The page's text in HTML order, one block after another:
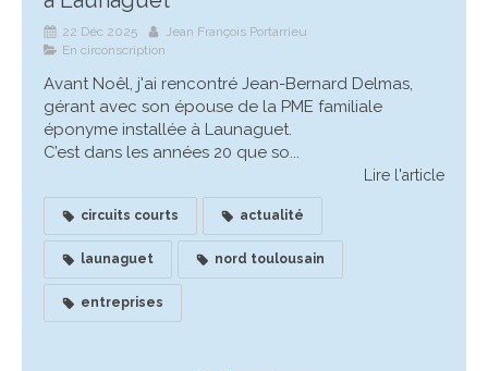
22 Déc 2025
Jean François Portarrieu
En circonscription
Avant Noêl, j'ai rencontré Jean-Bernard Delmas,
gérant avec son épouse de la PME familiale
éponyme installée à Launaguet.
C’est dans les années 20 que so...
Lire l'article
circuits courts actualité
launaguet nord toulousain
entreprises